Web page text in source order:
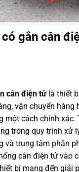
gắn cân
cân điện tửlà thiết
vận chuyển hàng
một cách chính xác.
trong quy trình xử
và trung tâm phân
cân điện tử vào
bị mang đến giải